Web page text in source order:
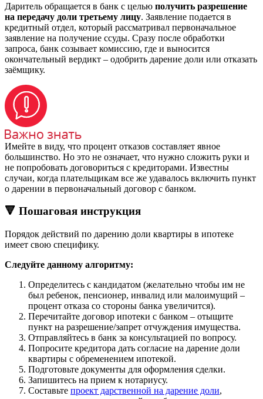
Даритель обращается в банк с целью получить разрешение
на передачу доли третьему лицу. Заявление подается в
кредитный отдел, который рассматривал первоначальное
заявление на получение ссуды. Сразу после обработки
запроса, банк созывает комиссию, где и выносится
окончательный вердикт – одобрить дарение доли или отказать
заёмщику.
Имейте в виду, что процент отказов составляет явное
большинство. Но это не означает, что нужно сложить руки и
не попробовать договориться с кредиторами. Известны
случаи, когда плательщикам все же удавалось включить пункт
о дарении в первоначальный договор с банком.
🔻 Пошаговая инструкция
Порядок действий по дарению доли квартиры в ипотеке
имеет свою специфику.
Следуйте данному алгоритму:
Определитесь с кандидатом (желательно чтобы им не
был ребенок, пенсионер, инвалид или малоимущий –
процент отказа со стороны банка увеличится).
Перечитайте договор ипотеки с банком – отыщите
пункт на разрешение/запрет отчуждения имущества.
Отправляйтесь в банк за консультацией по вопросу.
Попросите кредитора дать согласие на дарение доли
квартиры с обременением ипотекой.
Подготовьте документы для оформления сделки.
Запишитесь на прием к нотариусу.
Составьте проект дарственной на дарение доли,